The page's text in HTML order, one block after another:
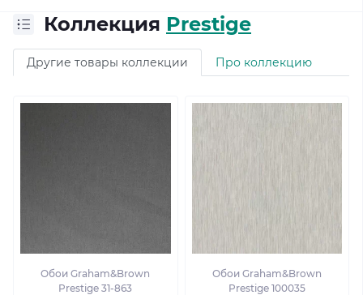
Коллекция Prestige
Другие товары коллекции Про коллекцию
Обои Graham&Brown
Prestige 31-863
Обои Graham&Brown
Prestige 100035